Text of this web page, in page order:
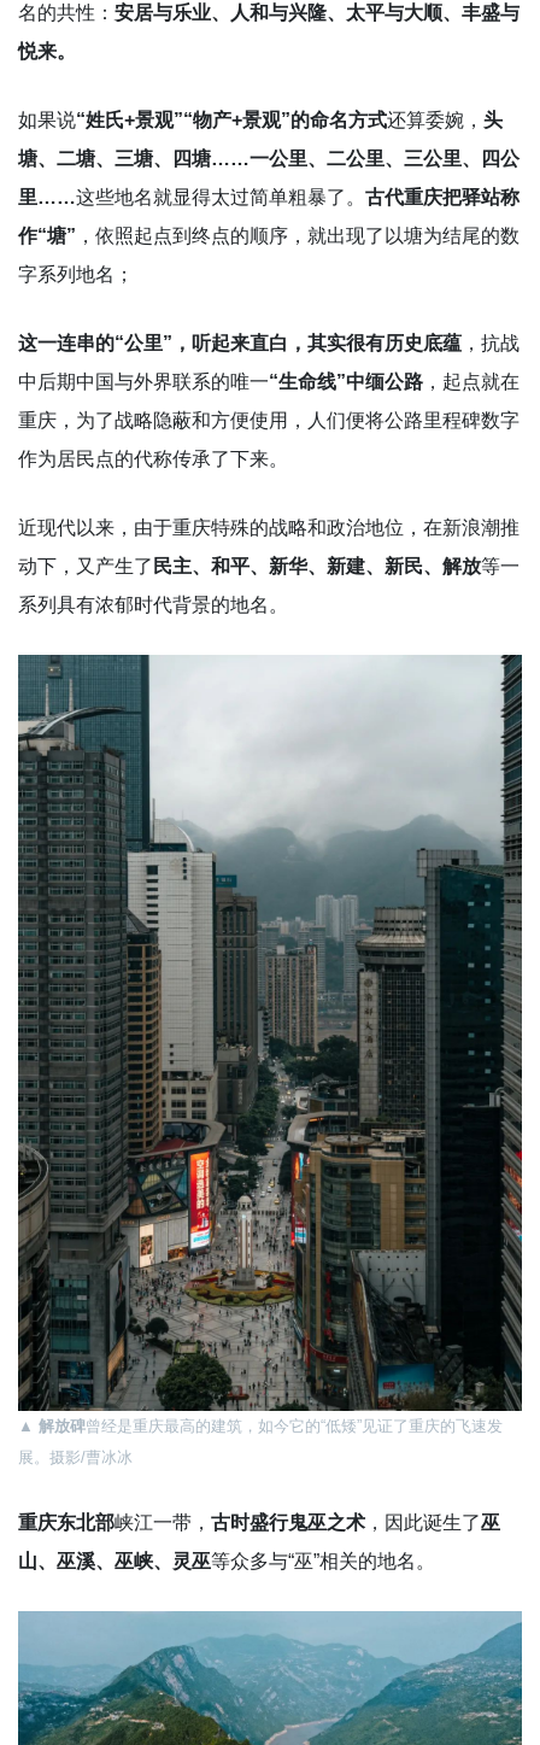
名的共性： 安居与乐业、人和与兴隆、太平与大顺、丰盛与
悦来。
如果说“姓氏+景观”“物产+景观”的命名方式还算委婉， 头
塘、二塘、三塘、四塘……一公里、二公里、三公里、四公
里……这些地名就显得太过简单粗暴了。 古代重庆把驿站称
作“塘” ，依照起点到终点的顺序，就出现了以塘为结尾的数
字系列地名；
这一连串的“公里”，听起来直白，其实很有历史底蕴 ，抗战
中后期中国与外界联系的唯一“生命线”中缅公路 ，起点就在
重庆，为了战略隐蔽和方便使用，人们便将公路里程碑数字
作为居民点的代称传承了下来。
近现代以来，由于重庆特殊的战略和政治地位，在新浪潮推
动下，又产生了 民主、和平、新华、新建、新民、解放等一
系列具有浓郁时代背景的地名。
▲ 解放碑曾经是重庆最高的建筑，如今它的“低矮”见证了重庆的飞速发
展。摄影/曹冰冰
重庆东北部峡江一带， 古时盛行鬼巫之术 ，因此诞生了巫
山、巫溪、巫峡、灵巫等众多与“巫”相关的地名。